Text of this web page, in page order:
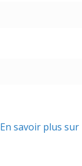
En savoir plus